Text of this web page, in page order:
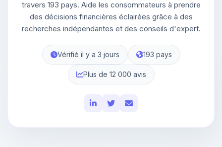
travers 193 pays. Aide les consommateurs à prendre
des décisions financières éclairées grâce à des
recherches indépendantes et des conseils d'expert.
Vérifié il y a 3 jours 193 pays
Plus de 12 000 avis